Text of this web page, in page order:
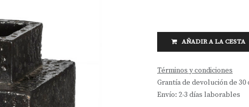
AÑADIR A LA CESTA
Términos y condiciones
Grantía de devolución de 30
Envío: 2-3 días laborables